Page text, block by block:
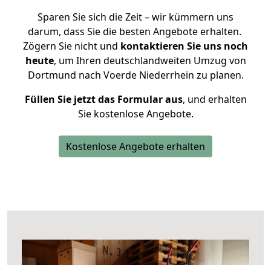
Sparen Sie sich die Zeit – wir kümmern uns
darum, dass Sie die besten Angebote erhalten.
Zögern Sie nicht und kontaktieren Sie uns noch
heute, um Ihren deutschlandweiten Umzug von
Dortmund nach Voerde Niederrhein zu planen.
Füllen Sie jetzt das Formular aus, und erhalten
Sie kostenlose Angebote.
Kostenlose Angebote erhalten